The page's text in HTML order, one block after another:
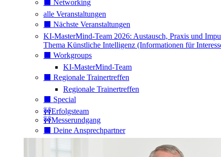
⬛️ Networking
alle Veranstaltungen
⬛️ Nächste Veranstaltungen
KI-MasterMind-Team 2026: Austausch, Praxis und
Thema Künstliche Intelligenz (Informationen für
⬛️ Workgroups
KI-MasterMind-Team
⬛️ Regionale Trainertreffen
Regionale Trainertreffen
⬛️ Special
🚧Erfolgsteam
🚧Messerundgang
⬛️ Deine Ansprechpartner